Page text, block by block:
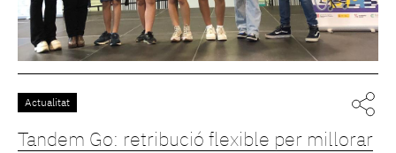
Actualitat
Tandem Go: retribució flexible per millorar